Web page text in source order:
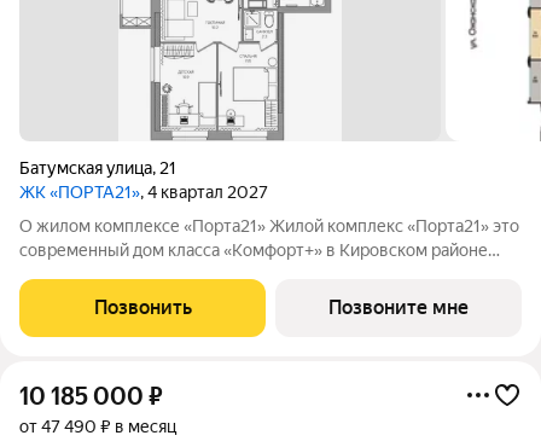
Батумская улица, 21
ЖК «ПОРТА21», 4 квартал 2027
О жилом комплексе «Порта21» Жилой комплекс «Порта21» это
современный дом класса «Комфорт+» в Кировском районе
баланс между городской жизнью и ощущением спокойствия.
Виды на Каму и близость
Позвонить Позвоните мне
10 185 000 ₽
от 47 490 ₽ в месяц